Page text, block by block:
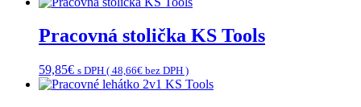
Pracovná stolička KS Tools
59,85€ s DPH ( 48,66€ bez DPH )